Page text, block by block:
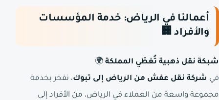
أعمالنا في الرياض: خدمة المؤسسات
والأفراد🏢
شبكة نقل ذهبية تُغطّي المملكة 🌍
في شركة نقل عفش من الرياض إلى تبوك، نفخر بخدمة
مجموعة واسعة من العملاء في الرياض، من الأفراد إلى